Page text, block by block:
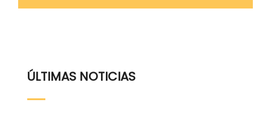
ÚLTIMAS NOTICIAS